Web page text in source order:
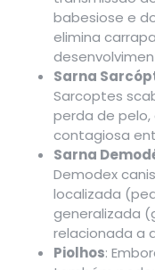
babesiose e
elimina
Sarna
Sarcoptes
perda de
contagiosa
Sarna
Demodex
localizada
generalizada
relacionada a
Piolhos: